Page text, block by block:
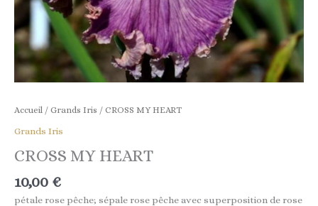
Accueil / Grands Iris / CROSS MY HEART
Grands Iris
CROSS MY HEART
10,00 €
pétale rose pêche; sépale rose pêche avec superposition de rose